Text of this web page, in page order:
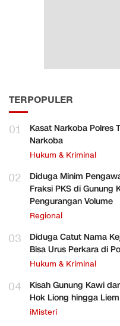
TERPOPULER
01
Kasat Narkoba Polres
Narkoba
Hukum & Kriminal
02
Diduga Minim
Fraksi PKS di Gunung
Pengurangan Volume
Regional
03
Diduga Catut Nama
Bisa Urus Perkara di
Hukum & Kriminal
04
Kisah Gunung Kawi
Hok Liong hingga
iMisteri